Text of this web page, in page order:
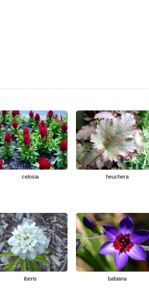
celosia heuchera
iberis babiana